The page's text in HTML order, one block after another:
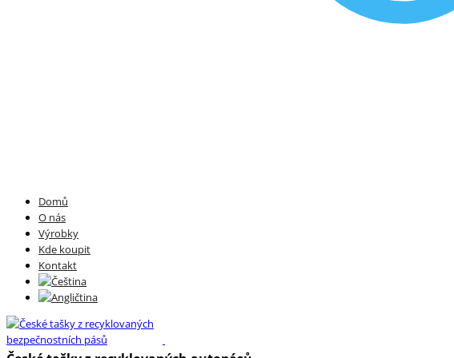
Domů
O nás
Výrobky
Kde koupit
Kontakt